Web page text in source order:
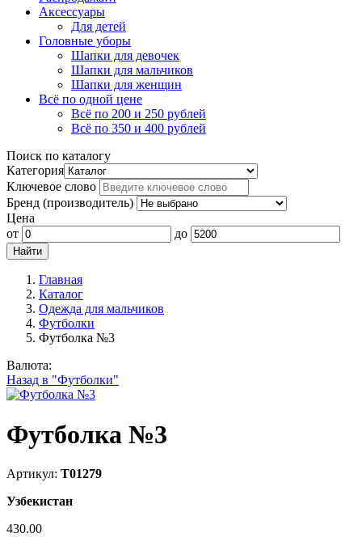
Аксессуары
Для детей
Головные уборы
Шапки для девочек
Шапки для мальчиков
Шапки для женщин
Всё по одной цене
Всё по 200 и 250 рублей
Всё по 350 и 400 рублей
Поиск по каталогу
Категория
Ключевое слово
Бренд (производитель)
Цена
от
до
Главная
Каталог
Одежда для мальчиков
Футболки
Футболка №3
Валюта:
Назад в "Футболки"
Футболка №3
Артикул: Т01279
Узбекистан
430.00